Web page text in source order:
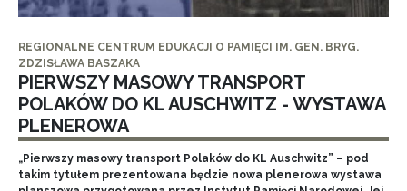
REGIONALNE CENTRUM EDUKACJI O PAMIĘCI IM. GEN. BRYG.
ZDZISŁAWA BASZAKA
PIERWSZY MASOWY TRANSPORT
POLAKÓW DO KL AUSCHWITZ - WYSTAWA
PLENEROWA
„Pierwszy masowy transport Polaków do KL Auschwitz” – pod
takim tytułem prezentowana będzie nowa plenerowa wystawa